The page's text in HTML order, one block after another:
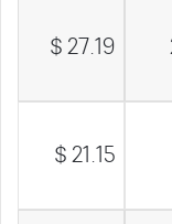
27.19 $
21.15 $